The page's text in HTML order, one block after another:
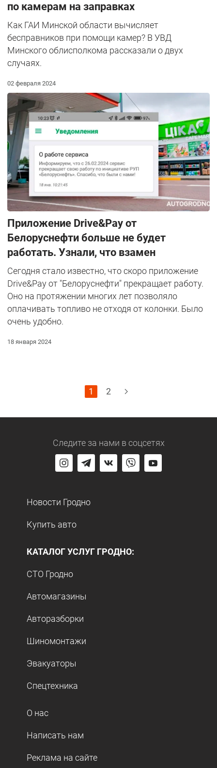
по камерам на заправках
Как ГАИ Минской области вычисляет
бесправников при помощи камер? В УВД
Минского облисполкома рассказали о двух
случаях.
02 февраля 2024
Приложение Drive&Pay от
Белоруснефти больше не будет
работать. Узнали, что взамен
Сегодня стало известно, что скоро приложение
Drive&Pay от "Белоруснефти" прекращает работу.
Оно на протяжении многих лет позволяло
оплачивать топливо не отходя от колонки. Было
очень удобно.
18 января 2024
1 2
Следите за нами в соцсетях
Новости Гродно
Купить авто
КАТАЛОГ УСЛУГ ГРОДНО:
СТО Гродно
Автомагазины
Авторазборки
Шиномонтажи
Эвакуаторы
Спецтехника
О нас
Написать нам
Реклама на сайте